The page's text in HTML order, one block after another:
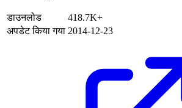
डाउनलोड
418.7K+
अपडेट किया गया 2014-12-23